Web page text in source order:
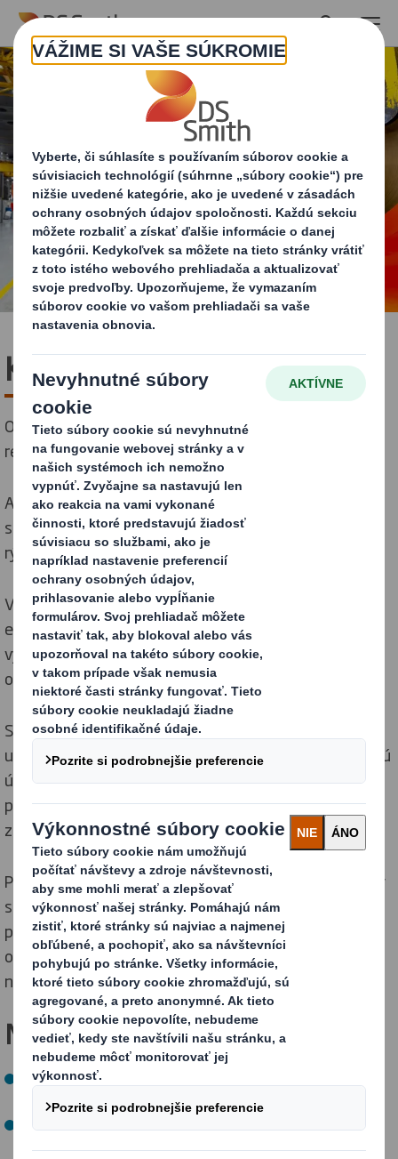
Skip to main content
Karbón
Odstraňujeme uhlík z našich procesov a hodnotového
reťazca.
Aby sme obmedzili nárast globálnej teploty na 1,5
stupňa v súlade s Parížskou dohodou musíme všetci
rýchlo znížiť emisie.
V nízkouhlíkovom a obehovom hospodárstve možno
emisie znížiť zlepšením spôsobu využívania zdrojov na
výrobu produktov a zvýšením využívania energie z
obnoviteľných zdrojov.
Svoju úlohu zohrávame tým, že sa zbavujeme odpadu,
udržiavame materiály v obehu, zlepšujeme energetickú
účinnosť, investujeme do nových technológií a
prechádzame na riešenia využívajúce obnoviteľné
zdroje energie.
Podporujeme aj našich strategických dodávateľov, aby
si stanovili vlastné vedecky podložené ciele,
pomáhame našim zákazníkom plniť ich záväzky v
oblasti emisií uhlíka a do roku 2050 dosiahneme čisté
nulové emisie.
Naše ciele PRE DNEŠOK:
Do roku 2030 znížiť emisie skleníkových plynov v
rozsahu 1, 2 a 3 o 46 % v porovnaní s rokom 2019
Do roku 2027 povzbudiť 100 % našich strategických
dodávateľov (čo predstavuje 76 % emisií